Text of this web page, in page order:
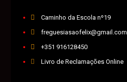
Caminho da Escola nº19
freguesiasaofelix@gmail.com
+351 916128450
Livro de Reclamações Online